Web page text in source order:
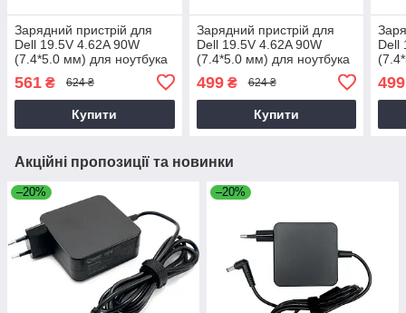
Зарядний пристрій для
Dell 19.5V 4.62A 90W
(7.4*5.0 мм) для ноутбука
P63G, P63G002 90W
561 ₴ 624 ₴
Купити
Зарядний пристрій для
Dell 19.5V 4.62A 90W
(7.4*5.0 мм) для ноутбука
499₴ 624 ₴
Купити
Dell
499
Акційні пропозиції та новинки
–20% –20%